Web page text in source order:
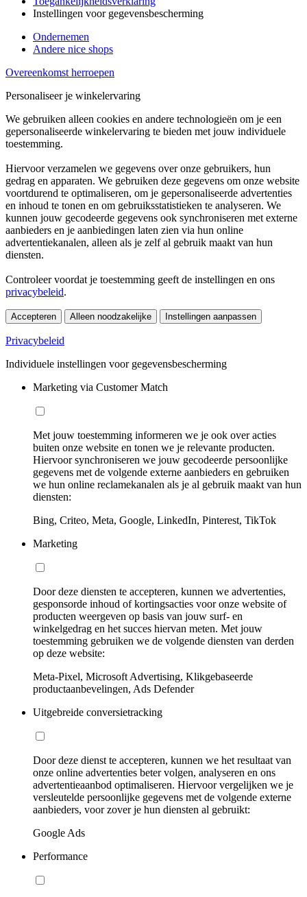
Instellingen voor gegevensbescherming
Ondernemen
Andere nice shops
Overeenkomst herroepen
Personaliseer je winkelervaring
We gebruiken alleen cookies en andere technologieën om je een
gepersonaliseerde winkelervaring te bieden met jouw individuele
toestemming.
Hiervoor verzamelen we gegevens over onze gebruikers, hun
gedrag en apparaten. We gebruiken deze gegevens om onze website
voortdurend te optimaliseren, om je gepersonaliseerde advertenties
en inhoud te tonen en om gebruiksstatistieken te analyseren. We
kunnen jouw gecodeerde gegevens ook synchroniseren met externe
aanbieders en je aanbiedingen laten zien via hun online
advertentiekanalen, alleen als je zelf al gebruik maakt van hun
diensten.
Controleer voordat je toestemming geeft de instellingen en ons
privacybeleid.
Accepteren Alleen noodzakelijke Instellingen aanpassen
Privacybeleid
Individuele instellingen voor gegevensbescherming
Marketing via Customer Match
Met jouw toestemming informeren we je ook over acties
buiten onze website en tonen we je relevante producten.
Hiervoor synchroniseren we jouw gecodeerde persoonlijke
gegevens met de volgende externe aanbieders en gebruiken
we hun online reclamekanalen als je al gebruik maakt van hun
diensten:
Bing, Criteo, Meta, Google, LinkedIn, Pinterest, TikTok
Marketing
Door deze diensten te accepteren, kunnen we advertenties,
gesponsorde inhoud of kortingsacties voor onze website of
producten weergeven op basis van jouw surf- en
winkelgedrag en het succes hiervan meten. Met jouw
toestemming gebruiken we de volgende diensten van derden
op deze website:
Meta-Pixel, Microsoft Advertising, Klikgebaseerde
productaanbevelingen, Ads Defender
Uitgebreide conversietracking
Door deze dienst te accepteren, kunnen we het resultaat van
onze online advertenties beter volgen, analyseren en ons
advertentieaanbod optimaliseren. Hiervoor vergelijken we je
versleutelde persoonlijke gegevens met de volgende externe
aanbieders, voor zover je hun diensten al gebruikt:
Google Ads
Performance